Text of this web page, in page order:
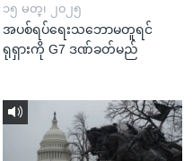
၁၅ မတ္၊ ၂၀၂၅
အပစ်ရပ်ရေးသဘောမတူရင်
ရုရှားကို G7 ဒဏ်ခတ်မည်